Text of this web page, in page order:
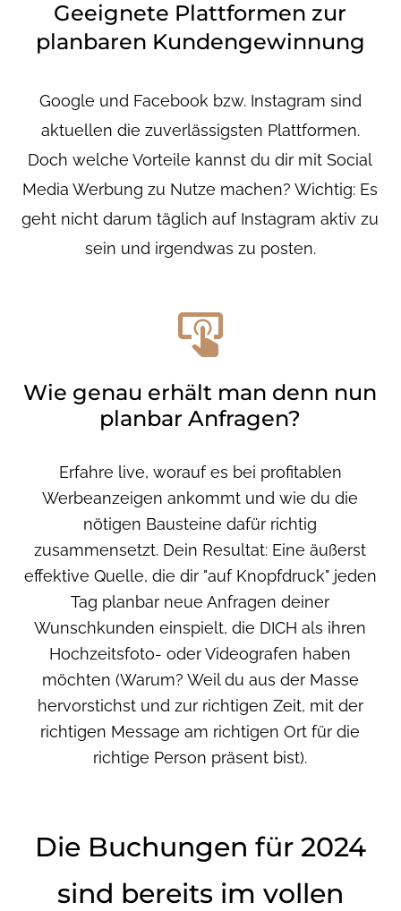
Geeignete Plattformen zur
planbaren Kundengewinnung
Google und Facebook bzw. Instagram sind
aktuellen die zuverlässigsten Plattformen.
Doch welche Vorteile kannst du dir mit Social
Media Werbung zu Nutze machen? Wichtig: Es
geht nicht darum täglich auf Instagram aktiv zu
sein und irgendwas zu posten.
Wie genau erhält man denn nun
planbar Anfragen?
Erfahre live, worauf es bei profitablen
Werbeanzeigen ankommt und wie du die
nötigen Bausteine dafür richtig
zusammensetzt. Dein Resultat: Eine äußerst
effektive Quelle, die dir "auf Knopfdruck" jeden
Tag planbar neue Anfragen deiner
Wunschkunden einspielt, die DICH als ihren
Hochzeitsfoto- oder Videografen haben
möchten (Warum? Weil du aus der Masse
hervorstichst und zur richtigen Zeit, mit der
richtigen Message am richtigen Ort für die
richtige Person präsent bist).
Die Buchungen für 2024
sind bereits im vollen